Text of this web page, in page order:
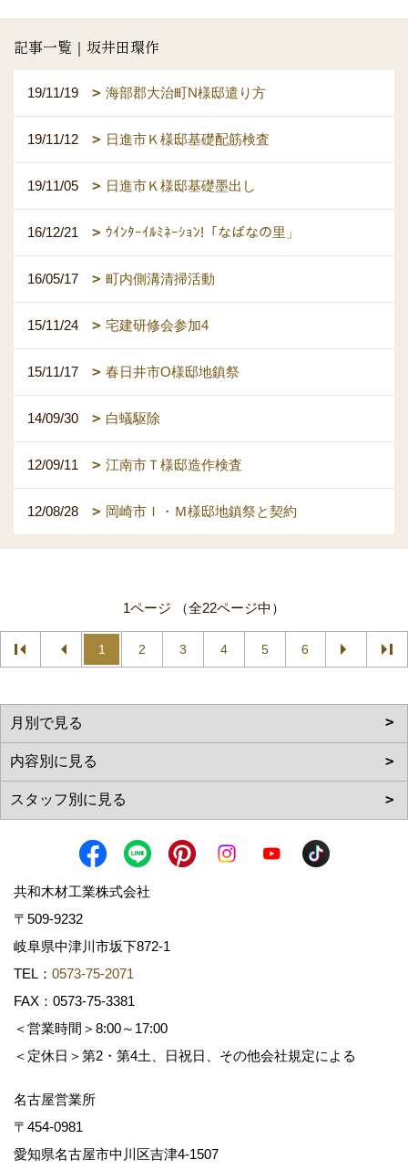
記事一覧｜坂井田環作
19/11/19 海部郡大治町N様邸遣り方
19/11/12 日進市Ｋ様邸基礎配筋検査
19/11/05 日進市Ｋ様邸基礎墨出し
16/12/21 ｳｲﾝﾀｰｲﾙﾐﾈｰｼｮﾝ!「なばなの里」
16/05/17 町内側溝清掃活動
15/11/24 宅建研修会参加4
15/11/17 春日井市O様邸地鎮祭
14/09/30 白蟻駆除
12/09/11 江南市Ｔ様邸造作検査
12/08/28 岡崎市Ｉ・Ｍ様邸地鎮祭と契約
1ページ （全22ページ中）
1 2 3 4 5 6
共和木材工業株式会社
〒509-9232
岐阜県中津川市坂下872‐1
TEL： 0573-75-2071
FAX：0573-75-3381
＜営業時間＞8:00～17:00
＜定休日＞第2・第4土、日祝日、その他会社規定による
名古屋営業所
〒454-0981
愛知県名古屋市中川区吉津4-1507